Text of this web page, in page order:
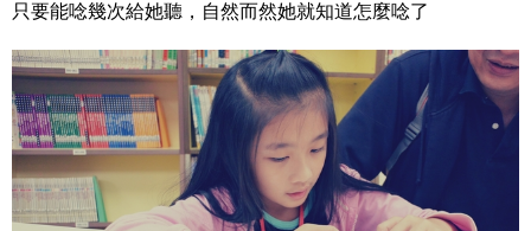
只要能唸幾次給她聽，自然而然她就知道怎麼唸了